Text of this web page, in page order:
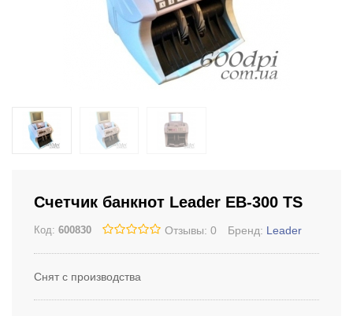
Счетчик банкнот Leader EB-300 TS
Код: 600830 Отзывы: 0 Бренд: Leader
Снят с производства